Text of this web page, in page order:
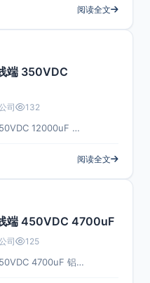
阅读全文
端 350VDC
司 132
12000uF …
阅读全文
端 450VDC 4700uF
司 125
4700uF 铝…